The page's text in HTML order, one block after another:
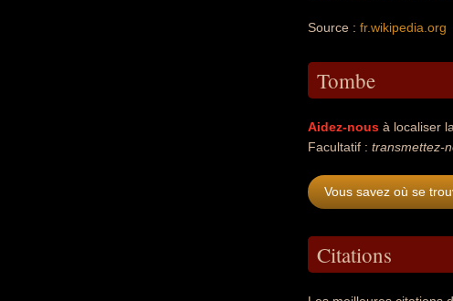
Source : fr.wikipedia.org
Tombe
Aidez-nous à localiser
Facultatif : transmettez-
Vous savez où se
Citations